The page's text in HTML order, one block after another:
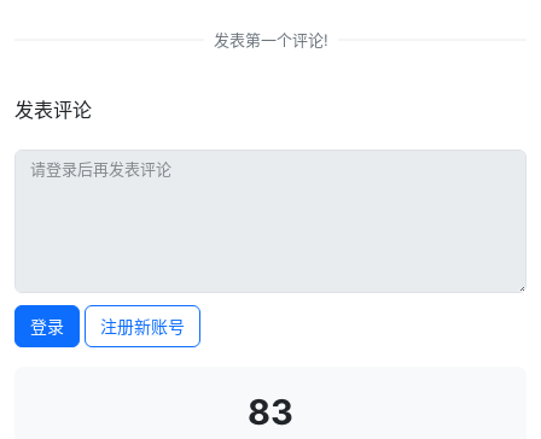
发表第一个评论!
发表评论
登录 注册新账号
83